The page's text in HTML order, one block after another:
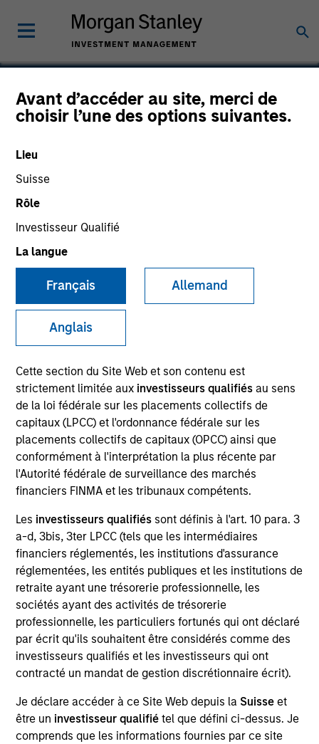
Avant d’accéder au site, merci de
choisir l’une des options suivantes.
Lieu
Suisse
Rôle
Investisseur Qualifié
La langue
Français Allemand
Anglais
Cette section du Site Web et son contenu est
strictement limitée aux investisseurs qualifiésau sens
de la loi fédérale sur les placements collectifs de
capitaux (LPCC) et l'ordonnance fédérale sur les
placements collectifs de capitaux (OPCC) ainsi que
conformément à l'interprétation la plus récente par
l'Autorité fédérale de surveillance des marchés
financiers FINMA et les tribunaux compétents.
Les investisseurs qualifiés sont définis à l'art. 10 para. 3
a-d, 3bis, 3ter LPCC (tels que les intermédiaires
financiers réglementés, les institutions d'assurance
réglementées, les entités publiques et les institutions de
retraite ayant une trésorerie professionnelle, les
sociétés ayant des activités de trésorerie
professionnelle, les particuliers fortunés qui ont déclaré
par écrit qu'ils souhaitent être considérés comme des
investisseurs qualifiés et les investisseurs qui ont
contracté un mandat de gestion discrétionnaire écrit).
Je déclare accéder à ce Site Web depuis la Suisse et
être un investisseur qualifiétel que défini ci-dessus. Je
comprends que les informations fournies par ce site
VTG AG
SECTOR
Transportation
COUNTRY
Germany
Invested on
Dec 2016
VTG AG is the largest private wagon hire company in
Europe and one of the leading providers of rail and
tank container logistics services.
View Current Employment Opportunities
View Site
Investment Team
Morgan Stanley Infrastructure Partners